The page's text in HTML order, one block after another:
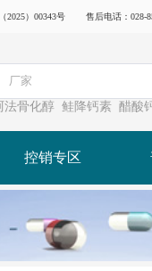
2025）00343号 售后电话：028-
法骨化醇 鲑降钙素 醋酸
控销专区